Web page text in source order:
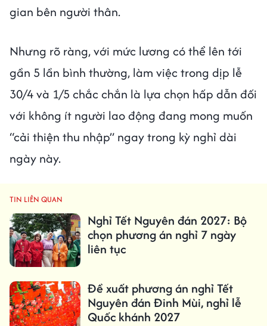
gian bên người thân.
Nhưng rõ ràng, với mức lương có thể lên tới
gần 5 lần bình thường, làm việc trong dịp lễ
30/4 và 1/5 chắc chắn là lựa chọn hấp dẫn đối
với không ít người lao động đang mong muốn
“cải thiện thu nhập” ngay trong kỳ nghỉ dài
ngày này.
TIN LIÊN QUAN
Nghỉ Tết Nguyên đán 2027: Bộ
chọn phương án nghỉ 7 ngày
liên tục
Đề xuất phương án nghỉ Tết
Nguyên đán Đinh Mùi, nghỉ lễ
Quốc khánh 2027